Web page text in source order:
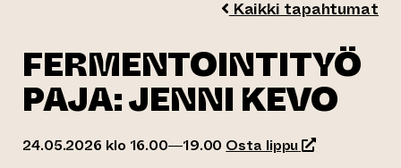
Kaikki tapahtumat
FERMENTOINTITYÖ
PAJA: JENNI KEVO
24.05.2026 klo 16.00—19.00 Osta lippu (siirtyy